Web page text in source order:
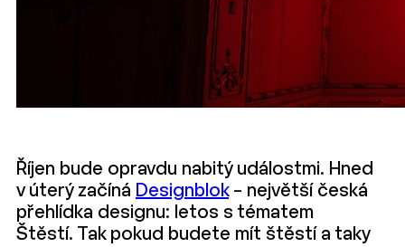
Říjen bude opravdu nabitý událostmi. Hned
v úterý začíná Designblok– největší česká
přehlídka designu: letos s tématem
Štěstí. Tak pokud budete mít štěstí a taky